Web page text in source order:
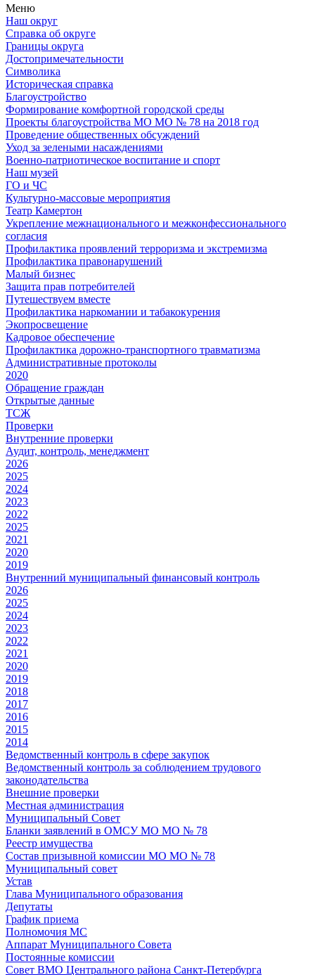
Меню
Наш округ
Справка об округе
Границы округа
Достопримечательности
Символика
Историческая справка
Благоустройство
Формирование комфортной городской среды
Проекты благоустройства МО МО № 78 на 2018 год
Проведение общественных обсуждений
Уход за зелеными насаждениями
Военно-патриотическое воспитание и спорт
Наш музей
ГО и ЧС
Культурно-массовые мероприятия
Театр Камертон
Укрепление межнационального и межконфессионального
согласия
Профилактика проявлений терроризма и экстремизма
Профилактика правонарушений
Малый бизнес
Защита прав потребителей
Путешествуем вместе
Профилактика наркомании и табакокурения
Экопросвещение
Кадровое обеспечение
Профилактика дорожно-транспортного травматизма
Административные протоколы
2020
Обращение граждан
Открытые данные
ТСЖ
Проверки
Внутренние проверки
Аудит, контроль, менеджмент
2026
2025
2024
2023
2022
2025
2021
2020
2019
Внутренний муниципальный финансовый контроль
2026
2025
2024
2023
2022
2021
2020
2019
2018
2017
2016
2015
2014
Ведомственный контроль в сфере закупок
Ведомственный контроль за соблюдением трудового
законодательства
Внешние проверки
Местная администрация
Муниципальный Совет
Бланки заявлений в ОМСУ МО МО № 78
Реестр имущества
Состав призывной комиссии МО МО № 78
Муниципальный совет
Устав
Глава Муниципального образования
Депутаты
График приема
Полномочия МС
Аппарат Муниципального Совета
Постоянные комиссии
Совет ВМО Центрального района Санкт-Петербурга